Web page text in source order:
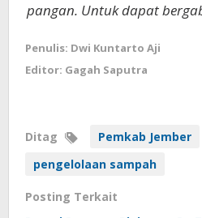
pangan. Untuk dapat
Penulis: Dwi Kuntarto Aji
Editor: Gagah Saputra
Ditag
Pemkab Jember
pengelolaan sampah
Posting Terkait